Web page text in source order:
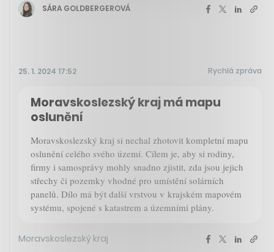
SÁRA GOLDBERGEROVÁ
25. 1. 2024 17:52 Rychlá zpráva
Moravskoslezský kraj má mapu
oslunění
Moravskoslezský kraj si nechal zhotovit kompletní mapu
oslunění celého svého území. Cílem je, aby si rodiny,
firmy i samosprávy mohly snadno zjistit, zda jsou jejich
střechy či pozemky vhodné pro umístění solárních
panelů. Dílo má být další vrstvou v krajském mapovém
systému, spojené s katastrem a územními plány.
Moravskoslezský kraj